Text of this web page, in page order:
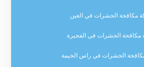
مكافحة الحشرات في العين
مكافحة الحشرات في الفجيرة
الحشرات في راس الخيمة